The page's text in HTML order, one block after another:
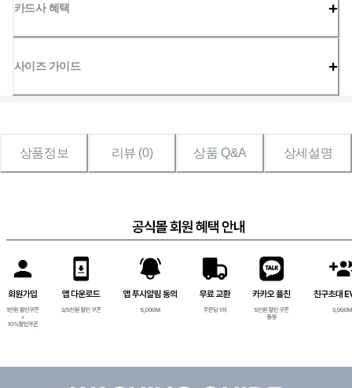
카드사 혜택
사이즈 가이드
상품정보 리뷰 (0) 상품 Q&A 상세설명